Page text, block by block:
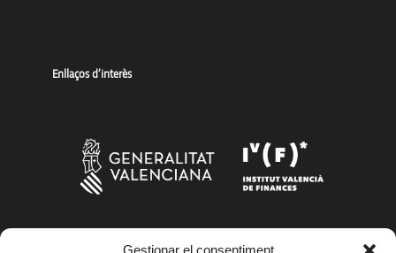
Gestionar el consentiment
Enllaços d’interès
Més organismes de suport a la innovació